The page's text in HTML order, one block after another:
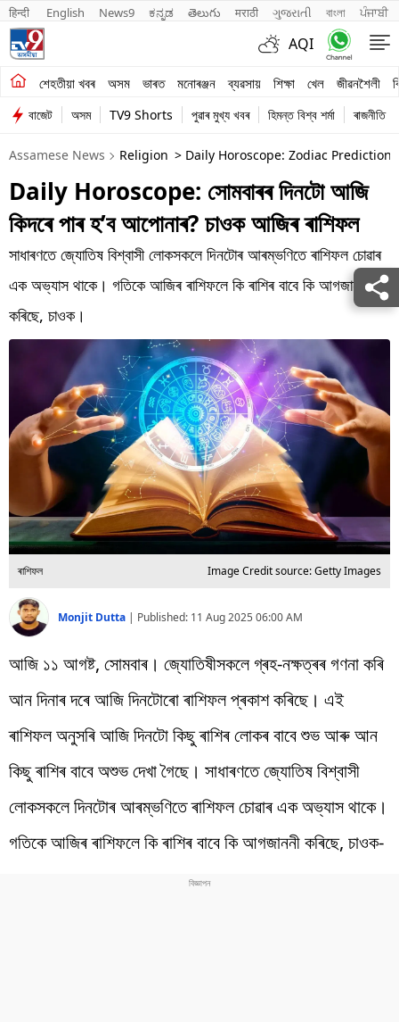
हिन्दी English News9 ಕನ್ನಡ తెలుగు मराठी ગુજરાતી বাংলা ਪੰਜਾਬੀ
AQI
শেহতীয়া খবৰ অসম ভাৰত মনোৰঞ্জন ব্যৱসায় শিক্ষা খেল জীৱনশৈলী
শেহতীয়া খবৰ
অসম
ভাৰত
মনোৰঞ্জন
শিক্ষা
খেল
প্ৰযুক্তি
Videos
বাজেট অসম TV9 Shorts পুৱাৰ মুখ্য খবৰ হিমন্ত বিশ্ব শৰ্মা ৰাজনীতি
Assamese News Religion > Daily Horoscope: Zodiac
Daily Horoscope: সোমবাৰৰ দিনটো আজি
কিদৰে পাৰ হ’ব আপোনাৰ? চাওক আজিৰ ৰাশিফল
সাধাৰণতে জ্যোতিষ বিশ্বাসী লোকসকলে দিনটোৰ আৰম্ভণিতে ৰাশিফল চোৱাৰ
এক অভ্যাস থাকে। গতিকে আজিৰ ৰাশিফলে কি ৰাশিৰ বাবে কি আগজাননী
কৰিছে, চাওক।
ৰাশিফল Image Credit source: Getty Images
Monjit Dutta | Published: 11 Aug 2025 06:00 AM
আজি ১১ আগষ্ট, সোমবাৰ। জ্যোতিষীসকলে গ্ৰহ-নক্ষত্ৰৰ গণনা কৰি
আন দিনাৰ দৰে আজি দিনটোৰো ৰাশিফল প্ৰকাশ কৰিছে। এই
ৰাশিফল অনুসৰি আজি দিনটো কিছু ৰাশিৰ লোকৰ বাবে শুভ আৰু আন
কিছু ৰাশিৰ বাবে অশুভ দেখা গৈছে। সাধাৰণতে জ্যোতিষ বিশ্বাসী
লোকসকলে দিনটোৰ আৰম্ভণিতে ৰাশিফল চোৱাৰ এক অভ্যাস থাকে।
গতিকে আজিৰ ৰাশিফলে কি ৰাশিৰ বাবে কি আগজাননী কৰিছে, চাওক-